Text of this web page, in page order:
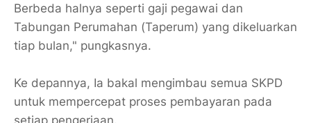
Berbeda halnya seperti gaji pegawai dan
Tabungan Perumahan (Taperum) yang dikeluarkan
tiap bulan," pungkasnya.
Ke depannya, Ia bakal mengimbau semua SKPD
untuk mempercepat proses pembayaran pada
setiap pengerjaan.